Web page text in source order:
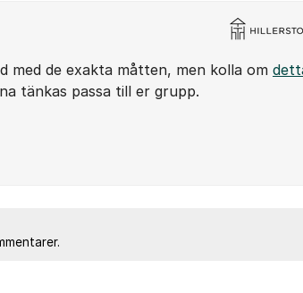
med de exakta måtten, men kolla om
tänkas passa till er grupp.